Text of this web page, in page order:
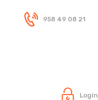
958 49 08 21
Login